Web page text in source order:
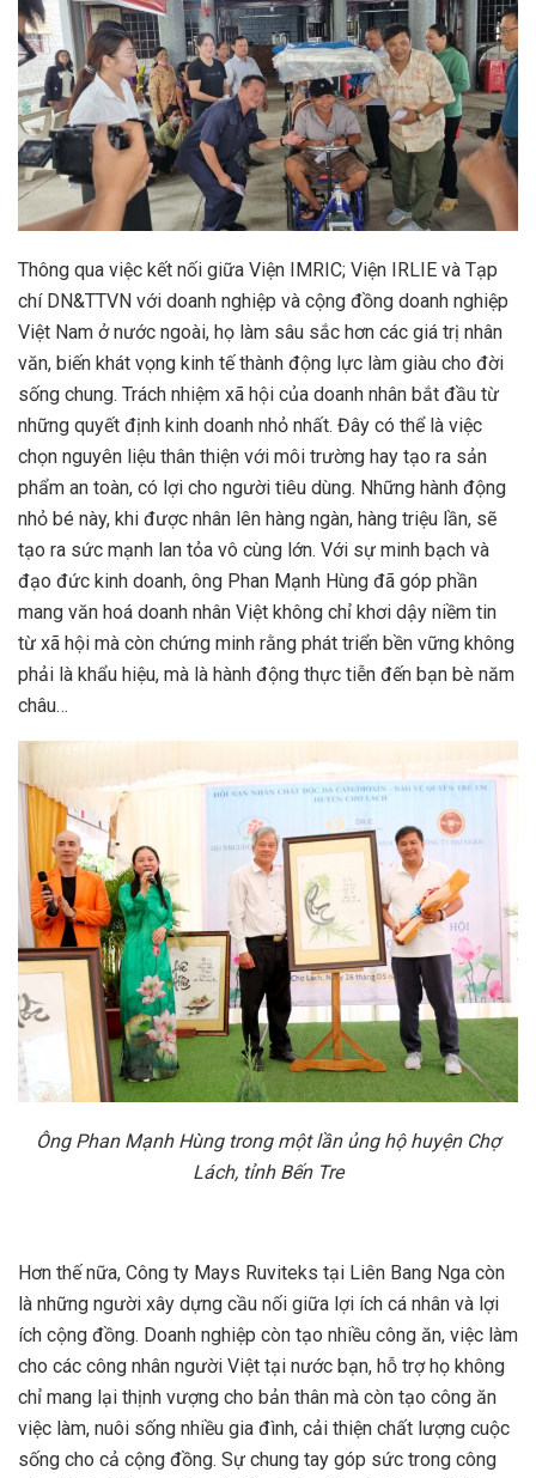
Thông qua việc kết nối giữa Viện IMRIC; Viện IRLIE và Tạp
chí DN&TTVN với doanh nghiệp và cộng đồng doanh nghiệp
Việt Nam ở nước ngoài, họ làm sâu sắc hơn các giá trị nhân
văn, biến khát vọng kinh tế thành động lực làm giàu cho đời
sống chung. Trách nhiệm xã hội của doanh nhân bắt đầu từ
những quyết định kinh doanh nhỏ nhất. Đây có thể là việc
chọn nguyên liệu thân thiện với môi trường hay tạo ra sản
phẩm an toàn, có lợi cho người tiêu dùng. Những hành động
nhỏ bé này, khi được nhân lên hàng ngàn, hàng triệu lần, sẽ
tạo ra sức mạnh lan tỏa vô cùng lớn. Với sự minh bạch và
đạo đức kinh doanh, ông Phan Mạnh Hùng đã góp phần
mang văn hoá doanh nhân Việt không chỉ khơi dậy niềm tin
từ xã hội mà còn chứng minh rằng phát triển bền vững không
phải là khẩu hiệu, mà là hành động thực tiễn đến bạn bè năm
châu…
Ông Phan Mạnh Hùng trong một lần ủng hộ huyện Chợ
Lách, tỉnh Bến Tre
Hơn thế nữa, Công ty Mays Ruviteks tại Liên Bang Nga còn
là những người xây dựng cầu nối giữa lợi ích cá nhân và lợi
ích cộng đồng. Doanh nghiệp còn tạo nhiều công ăn, việc làm
cho các công nhân người Việt tại nước bạn, hỗ trợ họ không
chỉ mang lại thịnh vượng cho bản thân mà còn tạo công ăn
việc làm, nuôi sống nhiều gia đình, cải thiện chất lượng cuộc
sống cho cả cộng đồng. Sự chung tay góp sức trong công